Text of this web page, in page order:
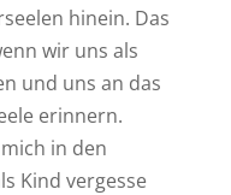
hinein. Das
wir uns als
und uns an das
erinnern.
in den
Kind vergesse